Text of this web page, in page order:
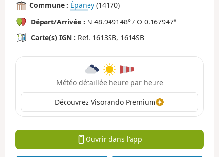
Commune : Épaney (14170)
Départ/Arrivée : N 48.949148° / O 0.167947°
Carte(s) IGN : Ref. 1613SB, 1614SB
Météo détaillée heure par heure
Découvrez Visorando Premium
Ouvrir dans l'app